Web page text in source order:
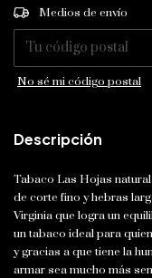
Entregas para el CP:
Medios de envío
No sé mi código postal
Descripción
Tabaco Las Hojas
de corte fino y hebras
Virginia que logra un
un tabaco ideal para
y gracias a que tiene la
armar sea mucho más